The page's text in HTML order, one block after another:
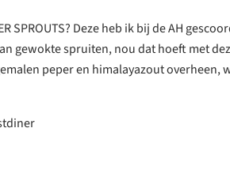
SPROUTS? Deze heb ik bij de AH
gewokte spruiten, nou dat hoeft met
peper en himalayazout overheen,